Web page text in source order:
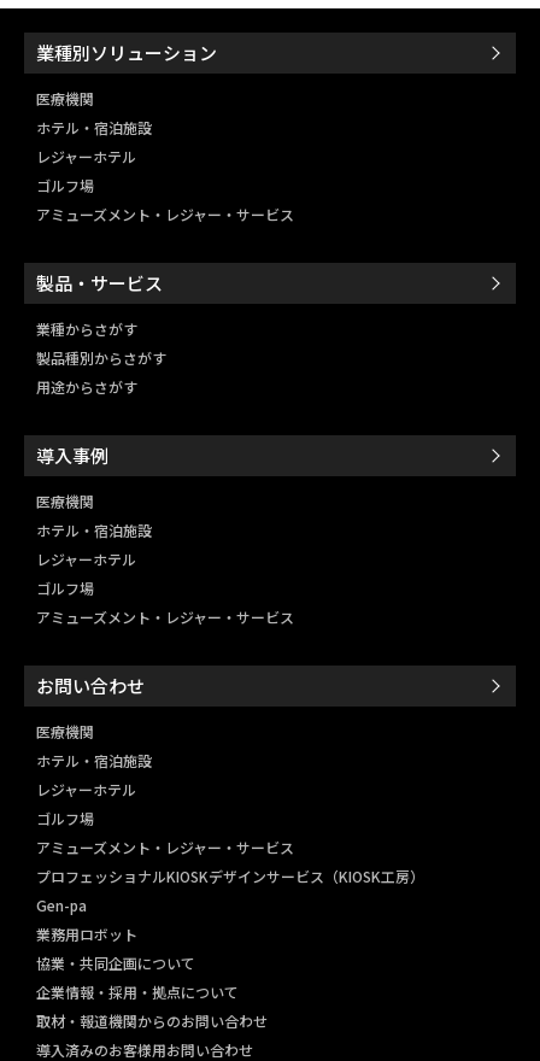
業種別ソリューション
医療機関
ホテル・宿泊施設
レジャーホテル
ゴルフ場
アミューズメント・レジャー・ サービス
製品・サービス
業種からさがす
製品種別からさがす
用途からさがす
導入事例
医療機関
ホテル・宿泊施設
レジャーホテル
ゴルフ場
アミューズメント・レジャー・ サービス
お問い合わせ
医療機関
ホテル・宿泊施設
レジャーホテル
ゴルフ場
アミューズメント・レジャー・ サービス
プロフェッショナルKIOSKデザインサービス（KIOSK工房）
Gen-pa
業務用ロボット
協業・共同企画について
企業情報・採用・拠点について
取材・報道機関からのお問い合わせ
導入済みのお客様用お問い合わせ